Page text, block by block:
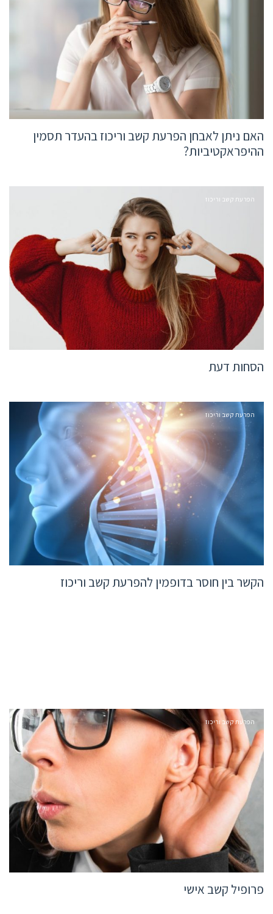
האם ניתן לאבחן הפרעת קשב וריכוז בהעדר תסמין
ההיפראקטיביות?
הפרעת קשב וריכוז
הסחות דעת
הפרעת קשב וריכוז
הקשר בין חוסר בדופמין להפרעת קשב וריכוז
הפרעת קשב וריכוז
פרופיל קשב אישי